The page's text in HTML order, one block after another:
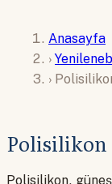
Anasayfa
›
›
Polisilikon
Polisilikon,